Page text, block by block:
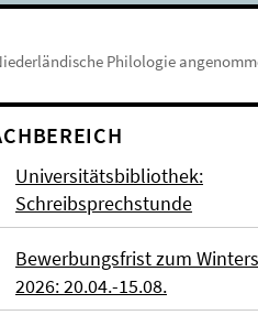
Philologie
Universitätsbibliothek:
Schreibsprechstunde
Bewerbungsfrist zum
2026: 20.04.-15.08.